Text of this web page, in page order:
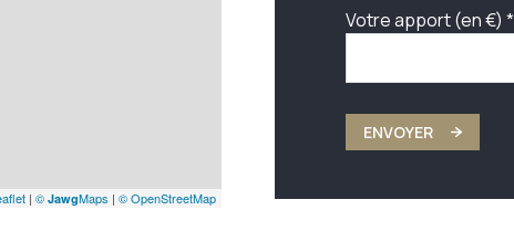
| © JawgMaps | © OpenStreetMap
Votre apport (en €) *
ENVOYER